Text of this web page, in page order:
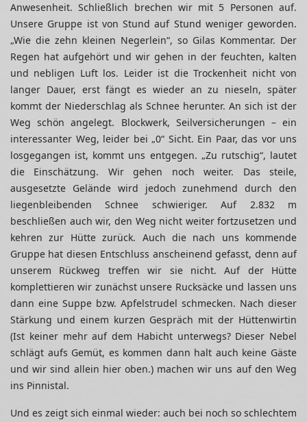
Anwesenheit. Schließlich brechen wir mit 5 Personen auf.
Unsere Gruppe ist von Stund auf Stund weniger geworden.
„Wie die zehn kleinen Negerlein“, so Gilas Kommentar. Der
Regen hat aufgehört und wir gehen in der feuchten, kalten
und nebligen Luft los. Leider ist die Trockenheit nicht von
langer Dauer, erst fängt es wieder an zu nieseln, später
kommt der Niederschlag als Schnee herunter. An sich ist der
Weg schön angelegt. Blockwerk, Seilversicherungen – ein
interessanter Weg, leider bei „0“ Sicht. Ein Paar, das vor uns
losgegangen ist, kommt uns entgegen. „Zu rutschig“, lautet
die Einschätzung. Wir gehen noch weiter. Das steile,
ausgesetzte Gelände wird jedoch zunehmend durch den
liegenbleibenden Schnee schwieriger. Auf 2.832 m
beschließen auch wir, den Weg nicht weiter fortzusetzen und
kehren zur Hütte zurück. Auch die nach uns kommende
Gruppe hat diesen Entschluss anscheinend gefasst, denn auf
unserem Rückweg treffen wir sie nicht. Auf der Hütte
komplettieren wir zunächst unsere Rucksäcke und lassen uns
dann eine Suppe bzw. Apfelstrudel schmecken. Nach dieser
Stärkung und einem kurzen Gespräch mit der Hüttenwirtin
(Ist keiner mehr auf dem Habicht unterwegs? Dieser Nebel
schlägt aufs Gemüt, es kommen dann halt auch keine Gäste
und wir sind allein hier oben.) machen wir uns auf den Weg
ins Pinnistal.
Und es zeigt sich einmal wieder: auch bei noch so schlechtem